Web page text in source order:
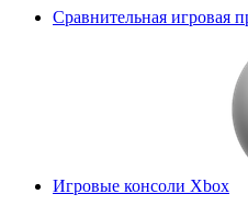
Сравнительная игровая
Игровые консоли Xbox